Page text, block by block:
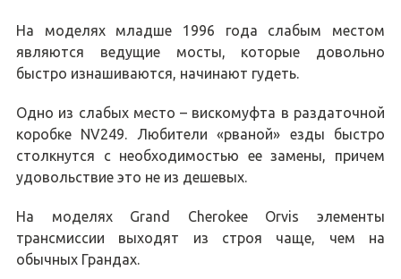
На моделях младше 1996 года слабым местом
являются ведущие мосты, которые довольно
быстро изнашиваются, начинают гудеть.
Одно из слабых место – вискомуфта в раздаточной
коробке NV249. Любители «рваной» езды быстро
столкнутся с необходимостью ее замены, причем
удовольствие это не из дешевых.
На моделях Grand Cherokee Orvis элементы
трансмиссии выходят из строя чаще, чем на
обычных Грандах.